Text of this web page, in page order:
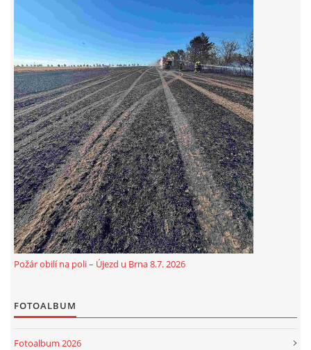
© 2026 eStránky.cz |Aktualizováno: 5. 8. 2026
Požár obilí na poli – Újezd u Brna 8.7. 2026
FOTOALBUM
Fotoalbum 2026